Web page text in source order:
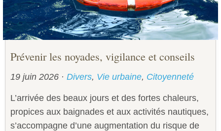
Prévenir les noyades, vigilance et conseils
19 juin 2026 · Divers, Vie urbaine, Citoyenneté
L’arrivée des beaux jours et des fortes chaleurs,
propices aux baignades et aux activités nautiques,
s’accompagne d’une augmentation du risque de